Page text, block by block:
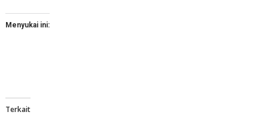
Menyukai ini:
Terkait